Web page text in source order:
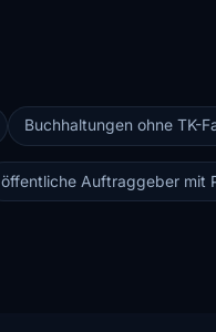
Buchhaltungen ohne TK-
öffentliche Auftraggeber mit